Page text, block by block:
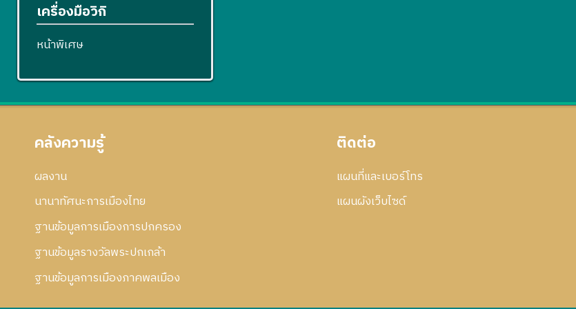
เครื่องมือวิกิ
หน้าพิเศษ
คลังความรู้
ผลงาน
นานาทัศนะการเมืองไทย
ฐานข้อมูลการเมืองการปกครอง
ฐานข้อมูลรางวัลพระปกเกล้า
ฐานข้อมูลการเมืองภาคพลเมือง
ติดต่อ
แผนที่และเบอร์โทร
แผนผังเว็บไซด์